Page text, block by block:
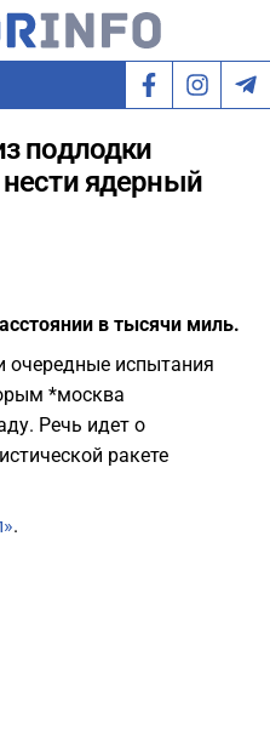
подлодки
ядерный
в тысячи миль.
очередные испытания
*москва
Речь идет о
ракете
.